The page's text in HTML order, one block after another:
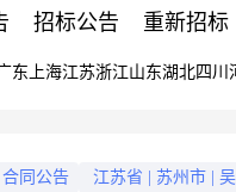
招标公告 重新招标
东 上海江苏浙江山东湖北四川
同公告 江苏省 苏州市